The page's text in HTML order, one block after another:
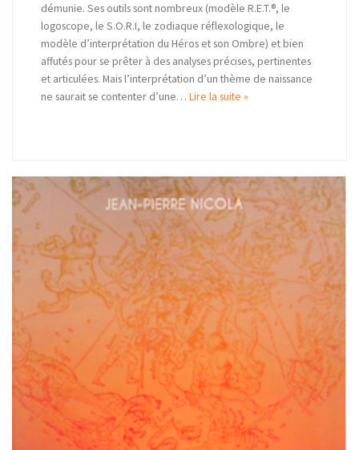
démunie. Ses outils sont nombreux (modèle R.E.T.®, le
logoscope, le S.O.R.I, le zodiaque réflexologique, le
modèle d’interprétation du Héros et son Ombre) et bien
affutés pour se prêter à des analyses précises, pertinentes
et articulées. Mais l’interprétation d’un thème de naissance
ne saurait se contenter d’une… Lire la suite »